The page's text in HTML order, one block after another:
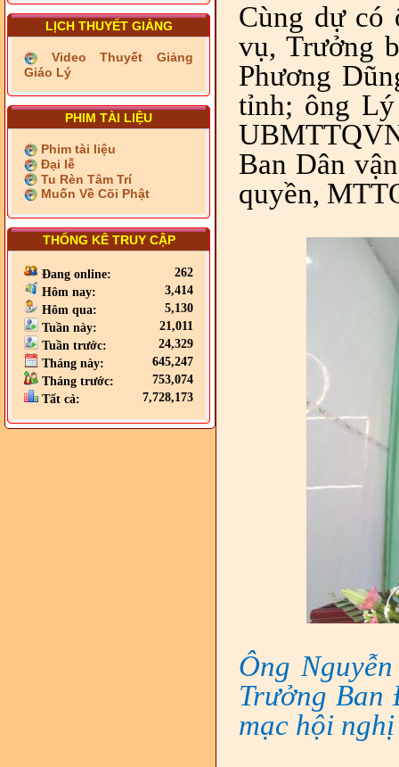
LỊCH THUYẾT GIẢNG
Video Thuyết Giảng
Giáo Lý
PHIM TÀI LIỆU
Phim tài liệu
Đại lễ
Tu Rèn Tâm Trí
Muốn Về Cõi Phật
THỐNG KÊ TRUY CẬP
Đang online:
262
Hôm nay:
3,414
Hôm qua:
5,130
Tuần này:
21,011
Tuần trước:
24,329
Tháng này:
645,247
Tháng trước:
753,074
Tất cả:
7,728,173
Cùng dự có
vụ, Trưởng
Phương
tỉnh; ông
Ban Dân
quyền,
Ông
Trưởng Ban
mạc hội nghị